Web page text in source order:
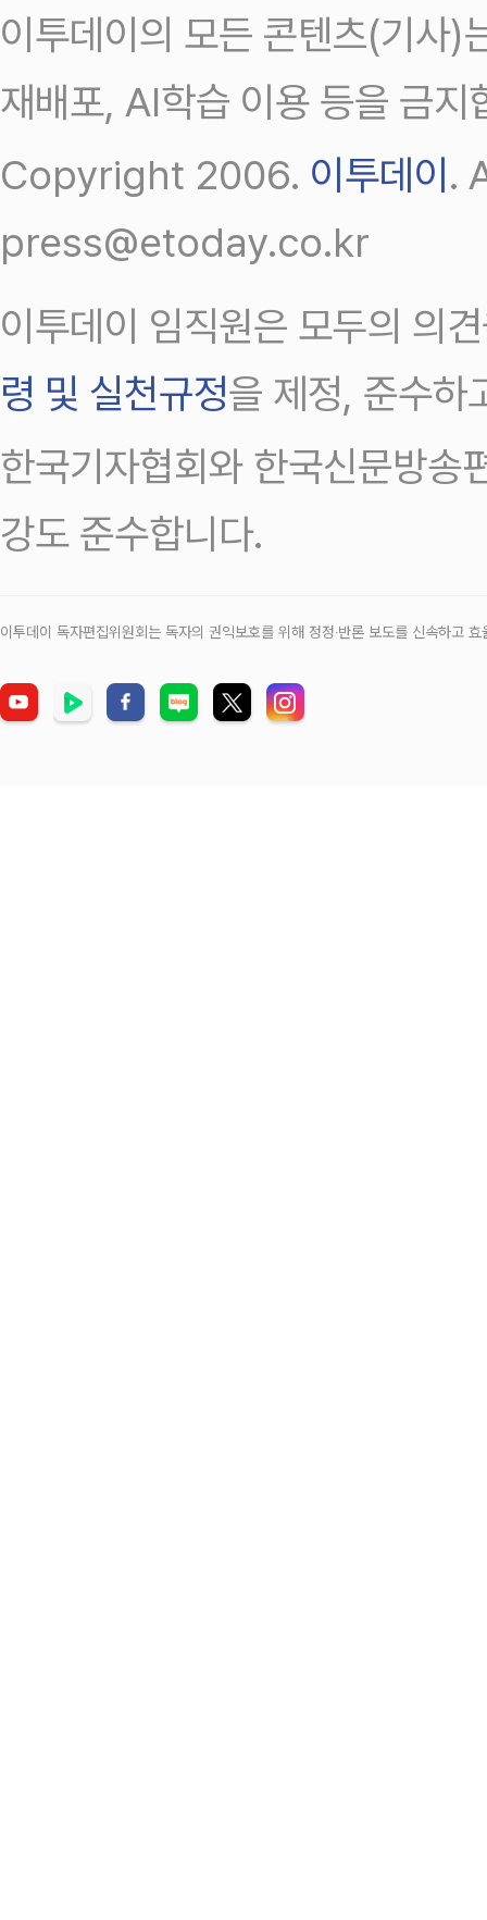
이투데이의 모든 콘텐츠(기사)
재배포, AI학습 이용 등을 금지
Copyright 2006. 이투데이.
press@etoday.co.kr
이투데이 임직원은 모두의 의
령 및 실천규정을 제정, 준수하
한국기자협회와 한국신문방송
강도 준수합니다.
이투데이 독자편집위원회는 독자의 권익보호를 위해 정정‧반론 보도를 신속하고